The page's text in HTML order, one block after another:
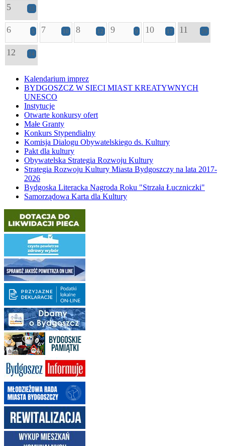
5 22
6 5 7 10 8 12 9 9 10 17 11 29
12 14
Kalendarium imprez
BYDGOSZCZ W SIECI MIAST KREATYWNYCH
UNESCO
Instytucje
Otwarte konkursy ofert
Małe Granty
Konkurs Stypendialny
Komisja Dialogu Obywatelskiego ds. Kultury
Pakt dla kultury
Obywatelska Strategia Rozwoju Kultury
Strategia Rozwoju Kultury Miasta Bydgoszczy na lata 2017-
2026
Bydgoska Literacka Nagroda Roku "Strzała Łuczniczki"
Samorządowa Karta dla Kultury